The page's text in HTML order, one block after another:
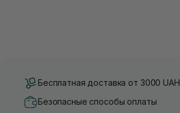
Бесплатная доставка от 3000 UAH
Безопасные способы оплаты